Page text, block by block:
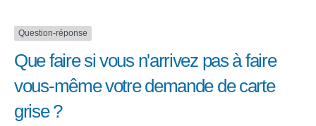
Question-réponse
Que faire si vous n'arrivez pas à faire
vous-même votre demande de carte
grise ?